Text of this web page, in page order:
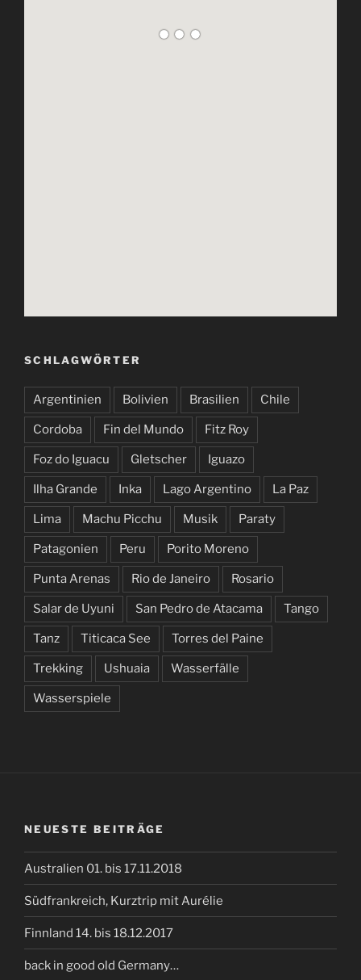
SCHLAGWÖRTER
Argentinien Bolivien Brasilien Chile
Cordoba Fin del Mundo Fitz Roy
Foz do Iguacu Gletscher Iguazo
Ilha Grande Inka Lago Argentino La Paz
Lima Machu Picchu Musik Paraty
Patagonien Peru Porito Moreno
Punta Arenas Rio de Janeiro Rosario
Salar de Uyuni San Pedro de Atacama Tango
Tanz Titicaca See Torres del Paine
Trekking Ushuaia Wasserfälle
Wasserspiele
NEUESTE BEITRÄGE
Australien 01. bis 17.11.2018
Südfrankreich, Kurztrip mit Aurélie
Finnland 14. bis 18.12.2017
back in good old Germany…